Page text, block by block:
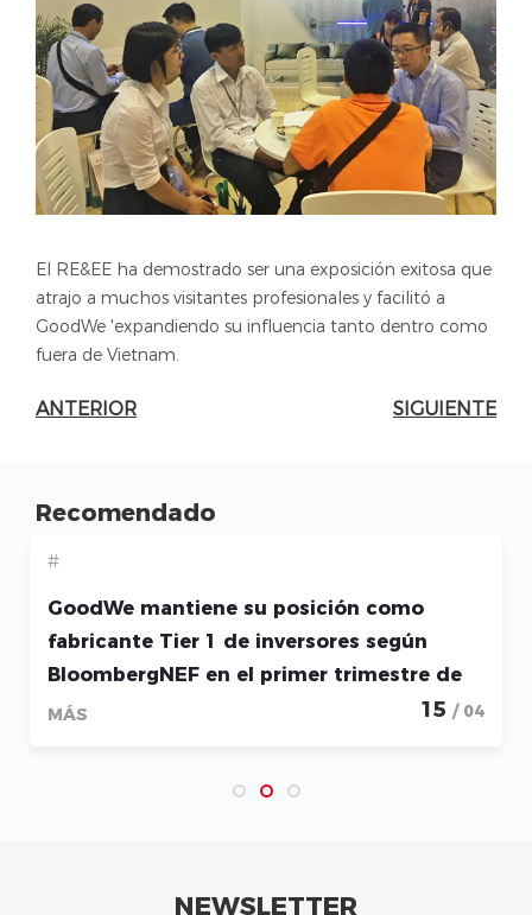
El RE&EE ha demostrado ser una exposición exitosa que
atrajo a muchos visitantes profesionales y facilitó a
GoodWe 'expandiendo su influencia tanto dentro como
fuera de Vietnam.
ANTERIOR SIGUIENTE
Recomendado
#
GoodWe mantiene su posición como
fabricante Tier 1 de inversores según
BloombergNEF en el primer trimestre de
2026
MÁS 15 / 04
NEWSLETTER